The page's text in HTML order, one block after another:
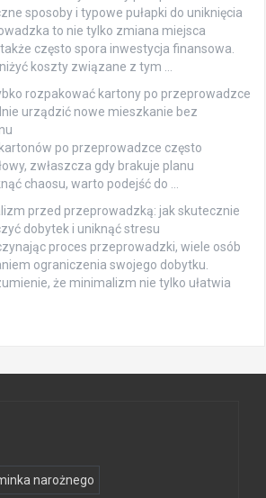
sposoby i typowe pułapki do uniknięcia
to nie tylko zmiana miejsca
często spora inwestycja finansowa.
koszty związane z tym …
rozpakować kartony po przeprowadzce
urządzić nowe mieszkanie bez
po przeprowadzce często
zwłaszcza gdy brakuje planu
chaosu, warto podejść do …
przed przeprowadzką: jak skutecznie
dobytek i uniknąć stresu
proces przeprowadzki, wiele osób
ograniczenia swojego dobytku.
że minimalizm nie tylko ułatwia
narożnego